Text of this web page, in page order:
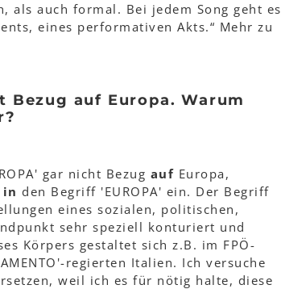
als auch formal. Bei jedem Song geht es
eines performativen Akts.“ Mehr zu
auf Europa. Warum
gar nicht Bezug auf Europa,
in den Begriff 'EUROPA' ein. Der Begriff
eines sozialen, politischen,
sehr speziell konturiert und
Körpers gestaltet sich z.B. im FPÖ-
regierten Italien. Ich versuche
weil ich es für nötig halte, diese